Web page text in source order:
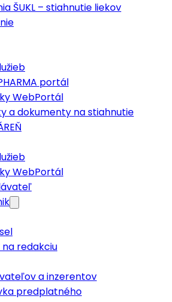
ŠUKL – stiahnutie liekov
portál
WebPortál
a dokumenty na stiahnutie
WebPortál
redakciu
a inzerentov
predplatného